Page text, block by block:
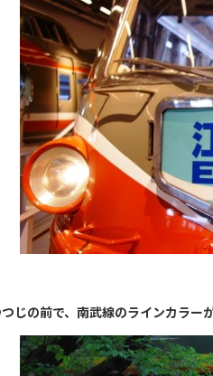
じの前で、南武線のラインカラー